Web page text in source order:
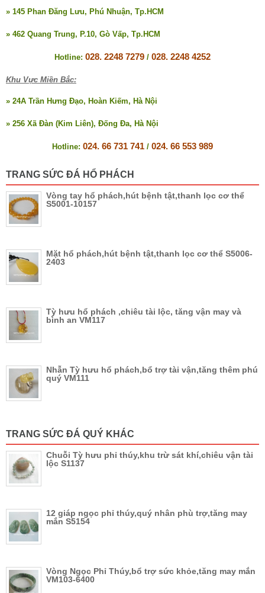
» 145 Phan Đăng Lưu, Phú Nhuận, Tp.HCM
» 462 Quang Trung, P.10, Gò Vấp, Tp.HCM
Hotline: 028. 2248 7279 / 028. 2248 4252
Khu Vực Miền Bắc:
» 24A Trần Hưng Đạo, Hoàn Kiếm, Hà Nội
» 256 Xã Đàn (Kim Liên), Đống Đa, Hà Nội
Hotline: 024. 66 731 741 / 024. 66 553 989
TRANG SỨC ĐÁ HỔ PHÁCH
Vòng tay hổ phách,hút bệnh tật,thanh lọc cơ thể
S5001-10157
Mặt hổ phách,hút bệnh tật,thanh lọc cơ thể S5006-
2403
Tỳ hưu hổ phách ,chiêu tài lộc, tăng vận may và
bình an VM117
Nhẫn Tỳ hưu hổ phách,bổ trợ tài vận,tăng thêm phú
quý VM111
TRANG SỨC ĐÁ QUÝ KHÁC
Chuỗi Tỳ hưu phỉ thúy,khu trừ sát khí,chiêu vận tài
lộc S1137
12 giáp ngọc phỉ thúy,quý nhân phù trợ,tăng may
mắn S5154
Vòng Ngọc Phỉ Thúy,bổ trợ sức khỏe,tăng may mắn
VM103-6400